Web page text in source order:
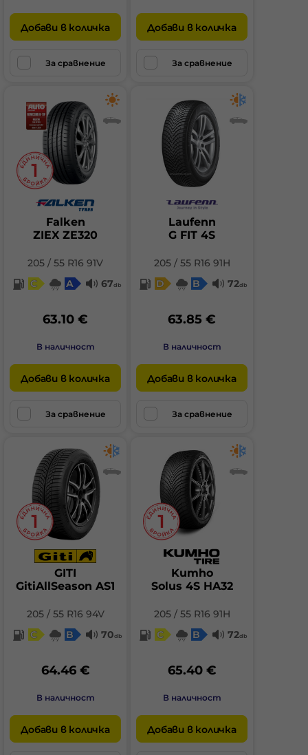
Добави в количка
За сравнение
Добави в количка
За сравнение
Falken
ZIEX ZE320
205 / 55 R16 91V
C
A 67db
63.10 €
В наличност
Добави в количка
За сравнение
Laufenn
G FIT 4S
205 / 55 R16 91H
D
B 72db
63.85 €
В наличност
Добави в количка
За сравнение
GITI
GitiAllSeason AS1
205 / 55 R16 94V
C
B 70db
64.46 €
В наличност
Добави в количка
Kumho
Solus 4S HA32
205 / 55 R16 91H
C
B 72db
65.40 €
В наличност
Добави в количка